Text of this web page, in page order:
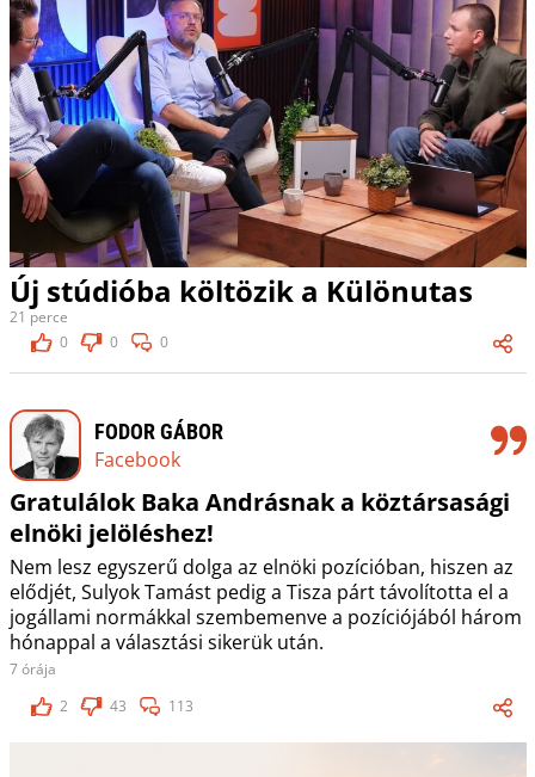
Új stúdióba költözik a Különutas
21 perce
0
0 0
FODOR GÁBOR
Facebook
Gratulálok Baka Andrásnak a köztársasági
elnöki jelöléshez!
Nem lesz egyszerű dolga az elnöki pozícióban, hiszen az
elődjét, Sulyok Tamást pedig a Tisza párt távolította el a
jogállami normákkal szembemenve a pozíciójából három
hónappal a választási sikerük után.
7 órája
2
43 113